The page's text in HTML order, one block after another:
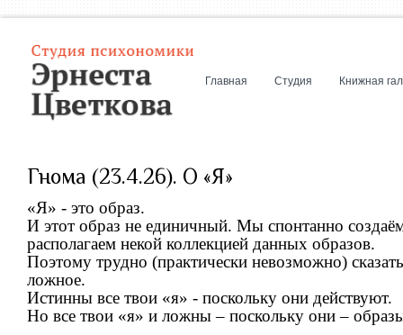
Главная Студия Книжная
Гнома (23.4.26). О «Я»
«Я» - это образ.
И этот образ не единичный. Мы спонтанно
располагаем некой коллекцией данных образов.
Поэтому трудно (практически невозможно)
ложное.
Истинны все твои «я» - поскольку они действуют.
Но все твои «я» и ложны – поскольку они –